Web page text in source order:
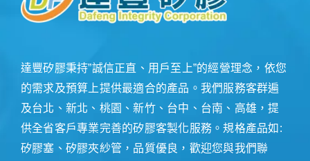
達豐矽膠秉持”誠信正直、用戶至上”的經營理念，依您
的需求及預算上提供最適合的產品。我們服務客群遍
及台北、新北、桃園、新竹、台中、台南、高雄，提
供全省客戶專業完善的矽膠客製化服務。規格產品如:
矽膠塞、矽膠夾紗管，品質優良，歡迎您與我們聯